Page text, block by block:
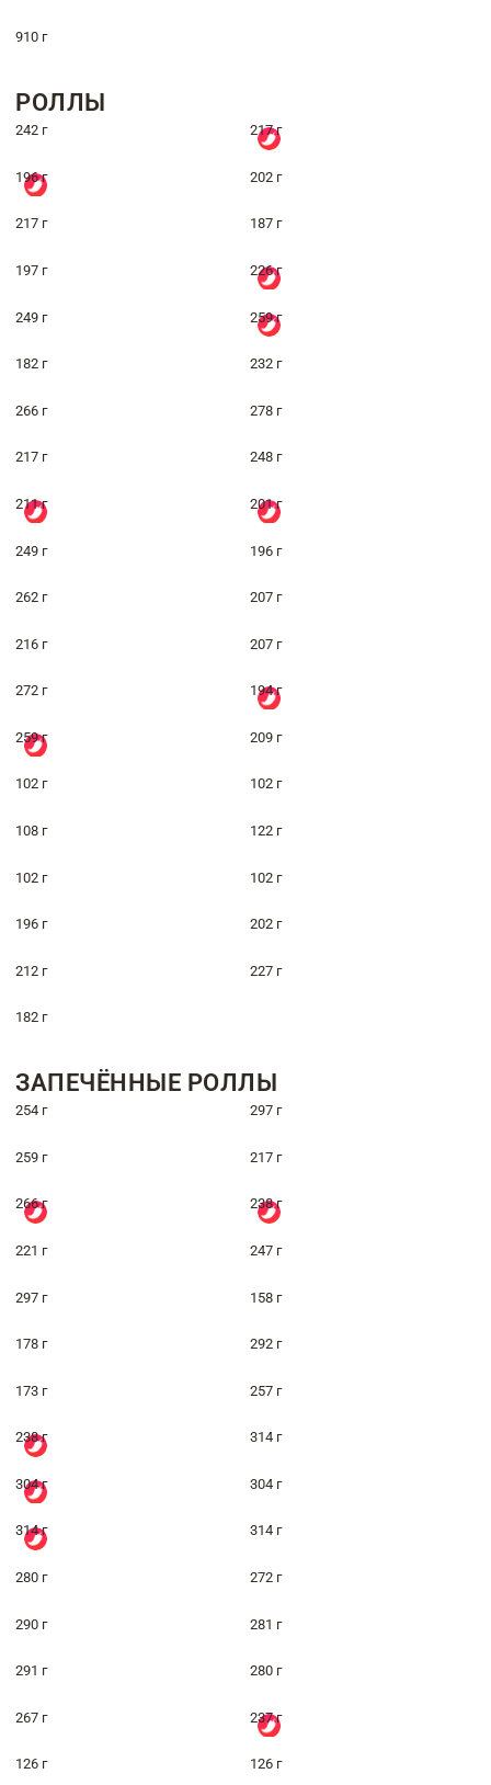
910 г
РОЛЛЫ
242 г 217 г
196 г 202 г
217 г 187 г
197 г 226 г
249 г 259 г
182 г 232 г
266 г 278 г
217 г 248 г
211 г 201 г
249 г 196 г
262 г 207 г
216 г 207 г
272 г 194 г
259 г 209 г
102 г 102 г
108 г 122 г
102 г 102 г
196 г 202 г
212 г 227 г
182 г
ЗАПЕЧЁННЫЕ РОЛЛЫ
254 г 297 г
259 г 217 г
266 г 238 г
221 г 247 г
297 г 158 г
178 г 292 г
173 г 257 г
238 г 314 г
304 г 304 г
314 г 314 г
280 г 272 г
290 г 281 г
291 г 280 г
267 г 237 г
126 г 126 г